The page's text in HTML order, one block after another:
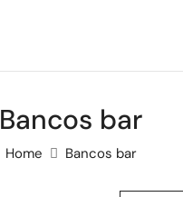
Bancos bar
Home Bancos bar